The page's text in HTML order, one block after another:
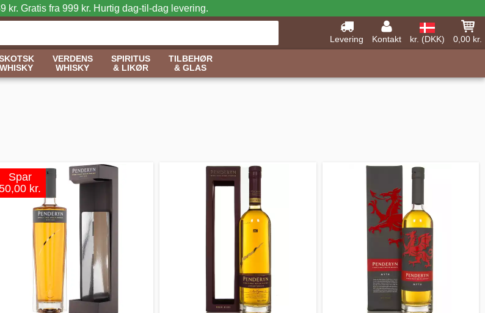
kr. Gratis fra 999 kr. Hurtig dag-til-dag levering.
Levering Kontakt kr. (DKK)
0,00 kr.
WHISKY
VERDENS
WHISKY
SPIRITUS
& LIKØR
TILBEHØR
& GLAS
Spar
kr.